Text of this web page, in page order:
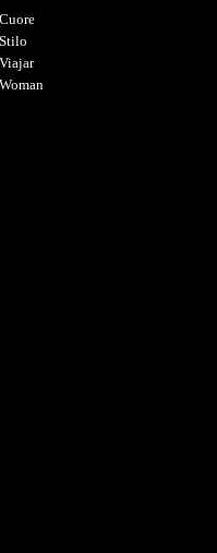
Cuore
Stilo
Viajar
Woman